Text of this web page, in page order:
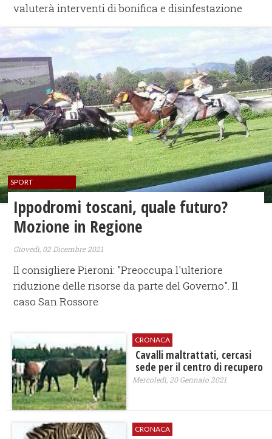
valuterà interventi di bonifica e disinfestazione
SPORT
Ippodromi toscani, quale futuro?
Mozione in Regione
Giovedì, 02 Dicembre 2021
Il consigliere Pieroni: "Preoccupa l'ulteriore
riduzione delle risorse da parte del Governo". Il
caso San Rossore
CRONACA
Cavalli maltrattati, cercasi
sede per il centro di recupero
Mercoledì, 20 Gennaio 2021
CRONACA